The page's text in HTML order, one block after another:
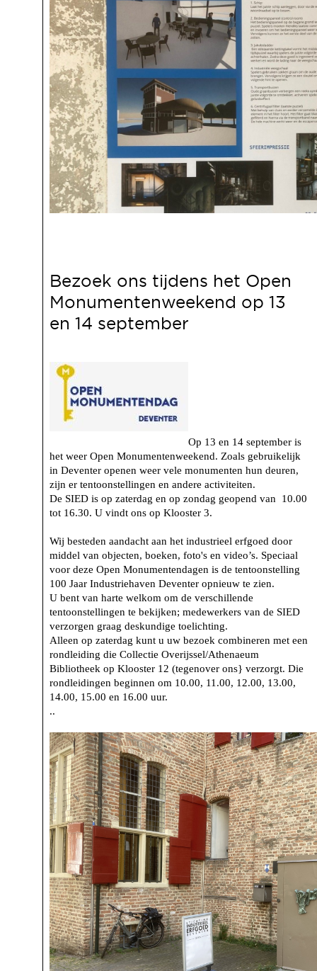
Bezoek ons tijdens het Open
Monumentenweekend op 13
en 14 september
Op 13 en 14 september is
het weer Open Monumentenweekend. Zoals gebruikelijk
in Deventer openen weer vele monumenten hun deuren,
zijn er tentoonstellingen en andere activiteiten.
De SIED is op zaterdag en op zondag geopend van 10.00
tot 16.30. U vindt ons op Klooster 3.
Wij besteden aandacht aan het industrieel erfgoed door
middel van objecten, boeken, foto's en video’s. Speciaal
voor deze Open Monumentendagen is de tentoonstelling
100 Jaar Industriehaven Deventer opnieuw te zien.
U bent van harte welkom om de verschillende
tentoonstellingen te bekijken; medewerkers van de SIED
verzorgen graag deskundige toelichting.
Alleen op zaterdag kunt u uw bezoek combineren met een
rondleiding die Collectie Overijssel/Athenaeum
Bibliotheek op Klooster 12 (tegenover ons} verzorgt. Die
rondleidingen beginnen om 10.00, 11.00, 12.00, 13.00,
14.00, 15.00 en 16.00 uur.
..